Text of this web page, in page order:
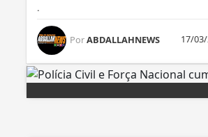
.
PorABDALLAHNEWS 17/